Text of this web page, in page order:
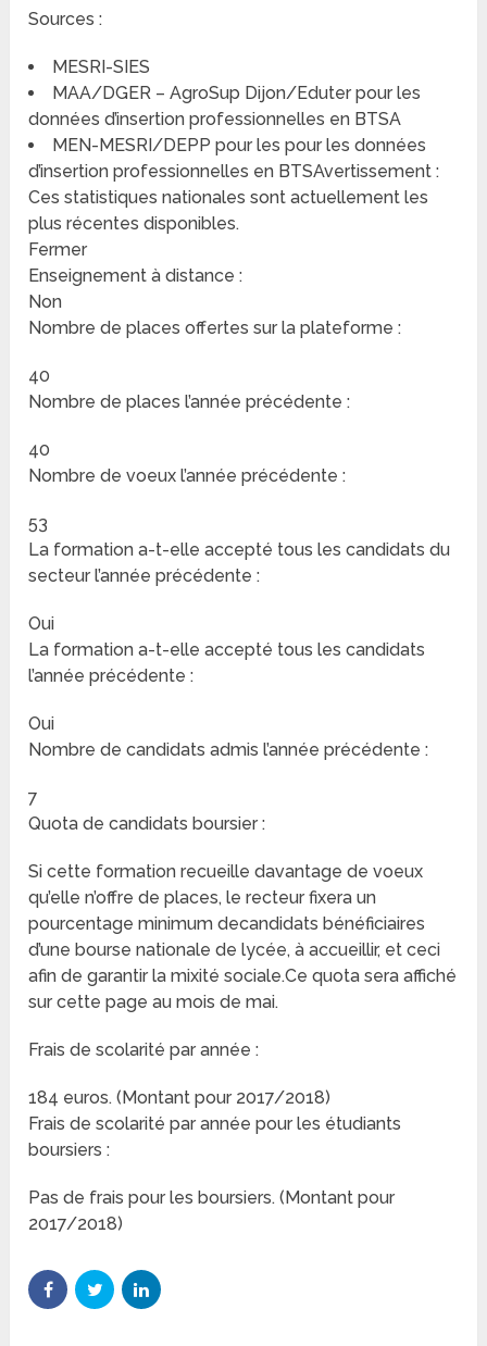
Sources :
MESRI-SIES
MAA/DGER – AgroSup Dijon/Eduter pour les
données d’insertion professionnelles en BTSA
MEN-MESRI/DEPP pour les pour les données
d’insertion professionnelles en BTSAvertissement :
Ces statistiques nationales sont actuellement les
plus récentes disponibles.
Fermer
Enseignement à distance :
Non
Nombre de places offertes sur la plateforme :
40
Nombre de places l’année précédente :
40
Nombre de voeux l’année précédente :
53
La formation a-t-elle accepté tous les candidats du
secteur l’année précédente :
Oui
La formation a-t-elle accepté tous les candidats
l’année précédente :
Oui
Nombre de candidats admis l’année précédente :
7
Quota de candidats boursier :
Si cette formation recueille davantage de voeux
qu’elle n’offre de places, le recteur fixera un
pourcentage minimum decandidats bénéficiaires
d’une bourse nationale de lycée, à accueillir, et ceci
afin de garantir la mixité sociale.Ce quota sera affiché
sur cette page au mois de mai.
Frais de scolarité par année :
184 euros. (Montant pour 2017/2018)
Frais de scolarité par année pour les étudiants
boursiers :
Pas de frais pour les boursiers. (Montant pour
2017/2018)